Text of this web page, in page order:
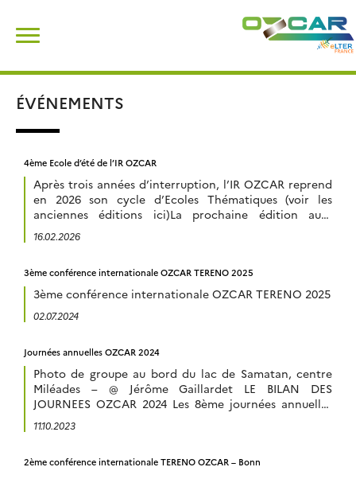
content
ÉVÉNEMENTS
4ème Ecole d’été de l’IR OZCAR
Après trois années d’interruption, l’IR OZCAR reprend
en 2026 son cycle d’Ecoles Thématiques (voir les
anciennes éditions ici)La prochaine édition aura
lieu du dimanche 28 juin (fin d’après-midi) au samedi
04 juillet 2026 (petit déjeuner) à la Résidence
l’école d’été L’école est ouverte à toutes et tous:
chercheurs, enseignants-chercheurs, ingénieurs,
16.02.2026
3ème conférence internationale OZCAR TERENO 2025
3ème conférence internationale OZCAR TERENO 2025
02.07.2024
Journées annuelles OZCAR 2024
Photo de groupe au bord du lac de Samatan, centre
Miléades – @ Jérôme Gaillardet LE BILAN DES
JOURNEES OZCAR 2024 Les 8ème journées annuelles
de l’infrastructure de recherche OZCAR se sont tenues
au bord du lac de Samatan dans le Gers au centre
(https://www.mileade.com/destinations/campagne/
11.10.2023
2ème conférence internationale TERENO OZCAR – Bonn